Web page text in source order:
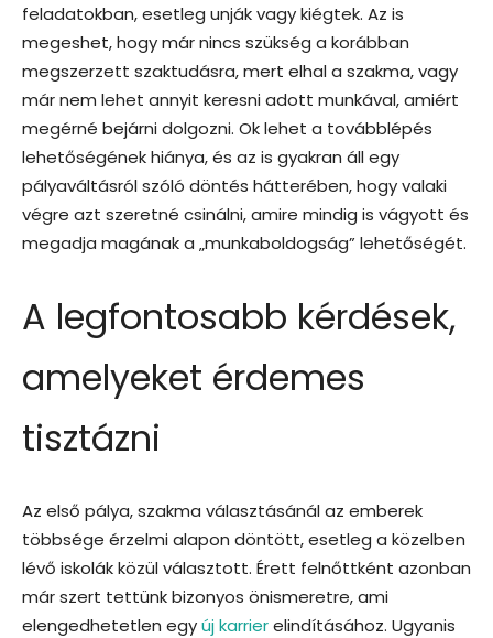
feladatokban, esetleg unják vagy kiégtek. Az is
megeshet, hogy már nincs szükség a korábban
megszerzett szaktudásra, mert elhal a szakma, vagy
már nem lehet annyit keresni adott munkával, amiért
megérné bejárni dolgozni. Ok lehet a továbblépés
lehetőségének hiánya, és az is gyakran áll egy
pályaváltásról szóló döntés hátterében, hogy valaki
végre azt szeretné csinálni, amire mindig is vágyott és
megadja magának a „munkaboldogság” lehetőségét.
A legfontosabb kérdések,
amelyeket érdemes
tisztázni
Az első pálya, szakma választásánál az emberek
többsége érzelmi alapon döntött, esetleg a közelben
lévő iskolák közül választott. Érett felnőttként azonban
már szert tettünk bizonyos önismeretre, ami
elengedhetetlen egyúj karrierelindításához. Ugyanis